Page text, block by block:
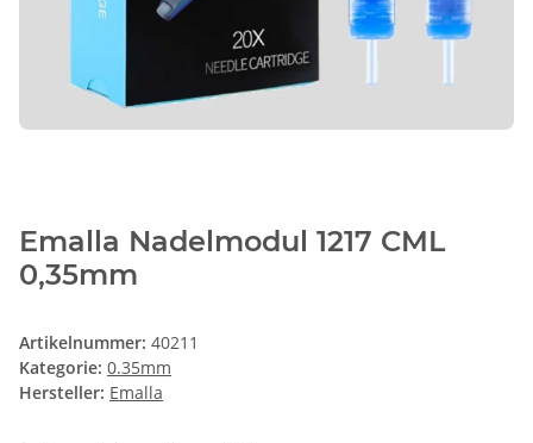
Emalla Nadelmodul 1217 CML
0,35mm
Artikelnummer: 40211
Kategorie: 0.35mm
Hersteller: Emalla